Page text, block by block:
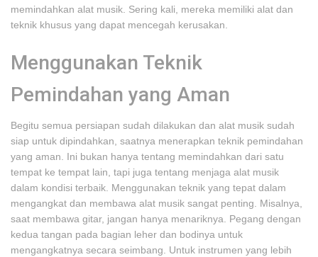
memindahkan alat musik. Sering kali, mereka memiliki alat dan
teknik khusus yang dapat mencegah kerusakan.
Menggunakan Teknik
Pemindahan yang Aman
Begitu semua persiapan sudah dilakukan dan alat musik sudah
siap untuk dipindahkan, saatnya menerapkan teknik pemindahan
yang aman. Ini bukan hanya tentang memindahkan dari satu
tempat ke tempat lain, tapi juga tentang menjaga alat musik
dalam kondisi terbaik. Menggunakan teknik yang tepat dalam
mengangkat dan membawa alat musik sangat penting. Misalnya,
saat membawa gitar, jangan hanya menariknya. Pegang dengan
kedua tangan pada bagian leher dan bodinya untuk
mengangkatnya secara seimbang. Untuk instrumen yang lebih